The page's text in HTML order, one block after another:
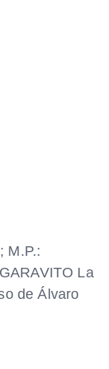
M.P.:
La
de Álvaro